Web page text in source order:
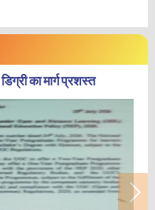
का मार्ग प्रशस्त